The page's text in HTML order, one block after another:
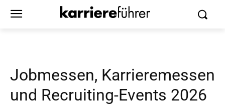
Jobmessen, Karrieremessen
und Recruiting-Events 2026